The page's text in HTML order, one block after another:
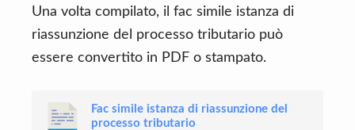
Una volta compilato, il fac simile istanza di
riassunzione del processo tributario può
essere convertito in PDF o stampato.
Fac simile istanza di riassunzione del
processo tributario